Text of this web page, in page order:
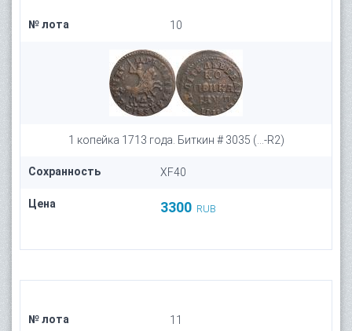
№ лота 10
1 копейка 1713 года. Биткин # 3035 (...-R2)
Сохранность XF40
Цена 3300 RUB
№ лота 11